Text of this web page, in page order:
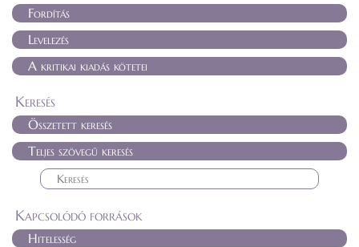
Fordítás
Levelezés
A kritikai kiadás kötetei
Keresés
Összetett keresés
Teljes szövegű keresés
Kapcsolódó források
Hitelesség